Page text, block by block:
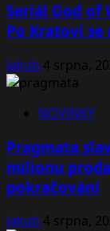
Seriál God of
Po Kratovi
Jakub 4 srpna,
NOVINKY
Pragmata
milionu
pokračování
Jakub 4 srpna,